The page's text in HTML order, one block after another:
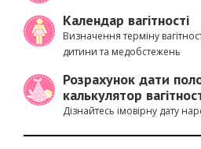
Календар вагітності
Визначення терміну
дитини та медобстежень
Розрахунок дати
калькулятор
Дізнайтесь імовірну дату